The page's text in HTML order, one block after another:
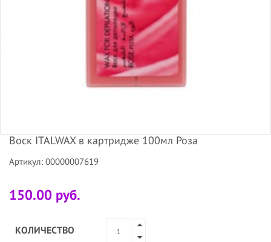
Воск ITALWAX в картридже 100мл Роза
Артикул: 00000007619
150.00 руб.
КОЛИЧЕСТВО